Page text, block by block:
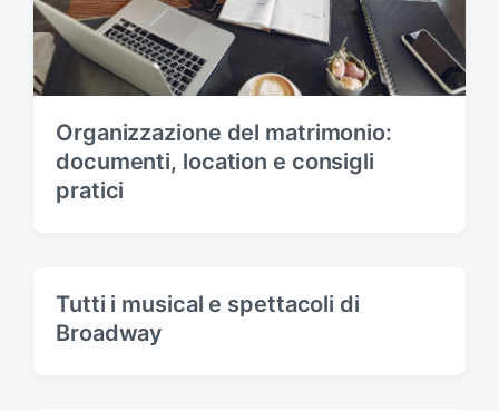
Organizzazione del matrimonio:
documenti, location e consigli
pratici
Tutti i musical e spettacoli di
Broadway